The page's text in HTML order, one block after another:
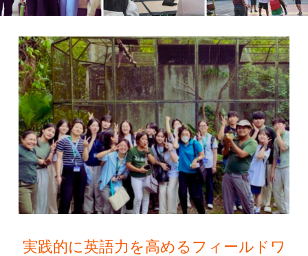
実践的に英語力を高めるフィールドワ